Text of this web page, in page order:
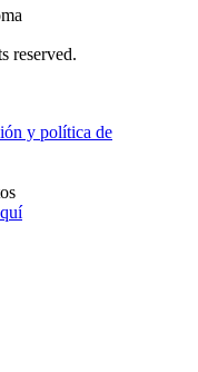
reserved.
y política de